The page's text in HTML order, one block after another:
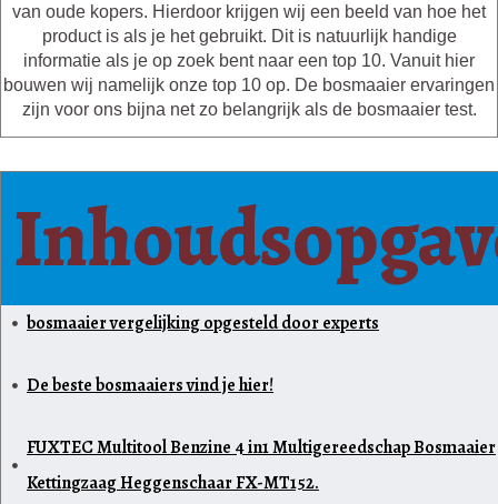
van oude kopers. Hierdoor krijgen wij een beeld van hoe het
product is als je het gebruikt. Dit is natuurlijk handige
informatie als je op zoek bent naar een top 10. Vanuit hier
bouwen wij namelijk onze top 10 op. De bosmaaier ervaringen
zijn voor ons bijna net zo belangrijk als de bosmaaier test.
bosmaaier vergelijking opgesteld door experts
De beste bosmaaiers vind je hier!
FUXTEC Multitool Benzine 4 in1 Multigereedschap Bosmaaier
Kettingzaag Heggenschaar FX-MT152.